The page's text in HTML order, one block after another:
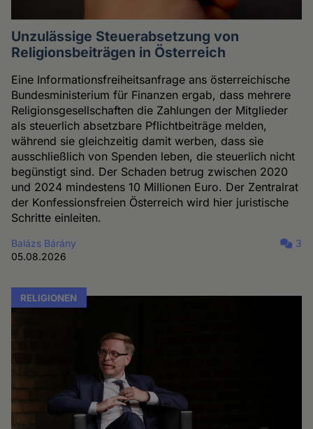
Unzulässige Steuerabsetzung von
Religionsbeiträgen in Österreich
Eine Informationsfreiheitsanfrage ans österreichische
Bundesministerium für Finanzen ergab, dass mehrere
Religionsgesellschaften die Zahlungen der Mitglieder
als steuerlich absetzbare Pflichtbeiträge melden,
während sie gleichzeitig damit werben, dass sie
ausschließlich von Spenden leben, die steuerlich nicht
begünstigt sind. Der Schaden betrug zwischen 2020
und 2024 mindestens 10 Millionen Euro. Der Zentralrat
der Konfessionsfreien Österreich wird hier juristische
Schritte einleiten.
Balázs Bárány
05.08.2026
3
RELIGIONEN